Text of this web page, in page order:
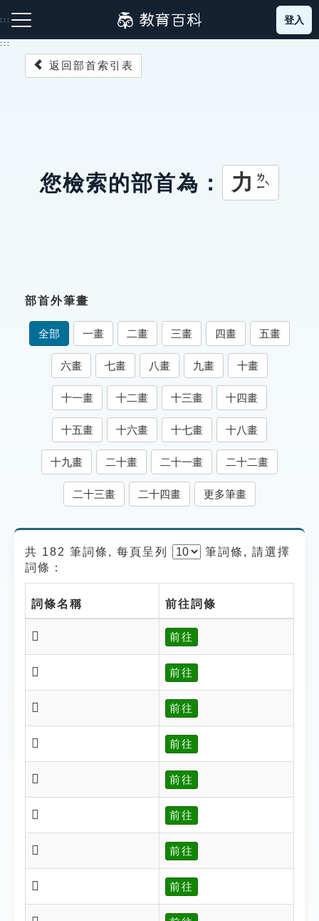
到
主
:::
成語故事
索引選單
知識索引
單字索引
生命大百科索引
遊戲專區
貓頭鷹博士
登入
:::
返回部首索引表
您檢索的部首為： 力 ㄌㄧˋ
部首外筆畫
全部 一畫 二畫 三畫 四畫 五畫
六畫 七畫 八畫 九畫 十畫
十一畫 十二畫 十三畫 十四畫
十五畫 十六畫 十七畫 十八畫
十九畫 二十畫 二十一畫 二十二畫
二十三畫 二十四畫 更多筆畫
共 182 筆詞條, 每頁呈列 筆詞條, 請選擇
詞條：
詞條名稱 前往詞條
𠠶 前往
𠠷 前往
𠠸 前往
𠠹 前往
𠠻 前往
𠡁 前往
𠡂 前往
𠡃 前往